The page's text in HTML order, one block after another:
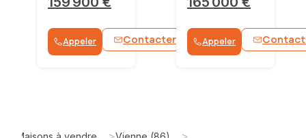
Appeler Contacter WhatsApp
Appeler